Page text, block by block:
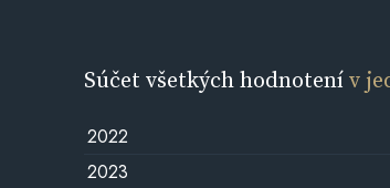
Súčet všetkých hodnotenív
2022
2023